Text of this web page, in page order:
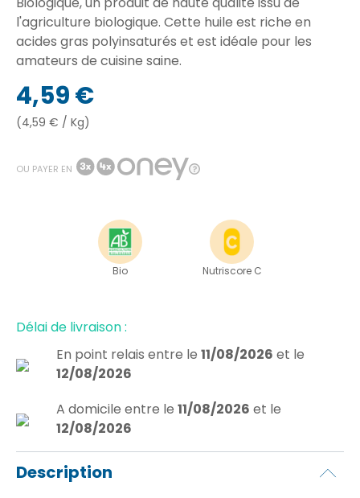
(1 avis) |
l'agriculture biologique. Cette huile est riche en
acides gras polyinsaturés et est idéale pour les
amateurs de cuisine saine.
4,59 €
(4,59 € / Kg)
OU PAYER EN
Bio Nutriscore C
Délai de livraison :
En point relais entre le 11/08/2026 et le
12/08/2026
A domicile entre le 11/08/2026 et le
12/08/2026
Description